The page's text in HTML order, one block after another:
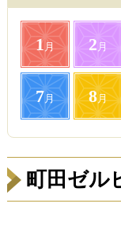
1月 2 月
7月 8月
町田ゼル